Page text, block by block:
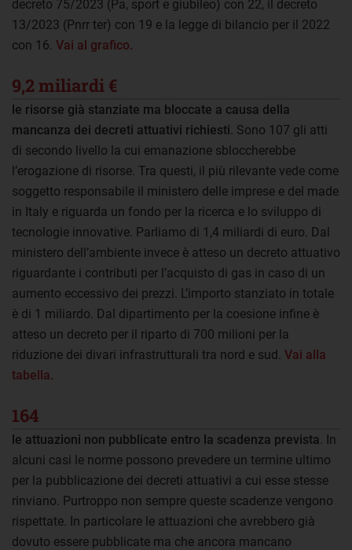
decreto 75/2023 (Pa, sport e giubileo) con 22, il decreto
13/2023 (Pnrr ter) con 19 e la legge di bilancio per il 2022
con 16. Vai al grafico.
9,2 miliardi €
le risorse già stanziate ma bloccate a causa della
mancanza dei decreti attuativi richiesti . Sono 107 gli atti
di secondo livello la cui emanazione sbloccherebbe
l’erogazione di risorse. Tra questi, il più rilevante vede come
soggetto responsabile il ministero delle imprese e del made
in Italy e riguarda un fondo per la ricerca e lo sviluppo di
tecnologie innovative. Parliamo di 1,4 miliardi di euro. Dal
ministero dell’ambiente invece è atteso un decreto attuativo
riguardante i contributi per l’acquisto di gas in caso di un
aumento eccessivo dei prezzi. L’importo stanziato in totale
è di 1 miliardo. Dal dipartimento per la coesione infine è
atteso un decreto per il riparto di 700 milioni per la
riduzione dei divari infrastrutturali tra nord e sud. Vai alla
tabella.
164
le attuazioni non pubblicate entro la scadenza prevista . In
alcuni casi le norme possono prevedere un termine ultimo
per la pubblicazione dei decreti attuativi a cui esse stesse
rinviano. Purtroppo non sempre queste scadenze vengono
rispettate. In particolare le attuazioni che avrebbero già
dovuto essere pubblicate ma che ancora mancano